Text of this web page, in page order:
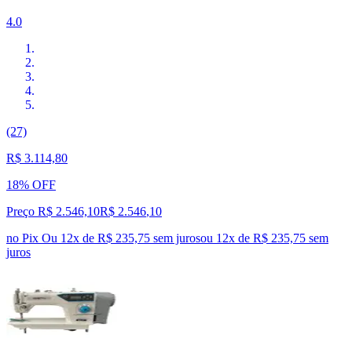
4.0
(27)
R$ 3.114,80
18% OFF
Preço R$ 2.546,10R$ 2.546,10
no Pix Ou 12x de R$ 235,75 sem jurosou 12x de R$ 235,75 sem
juros